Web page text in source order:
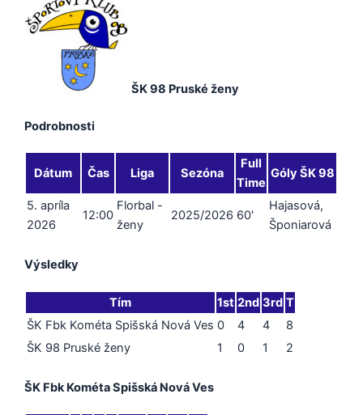
ŠK 98 Pruské ženy
Podrobnosti
Dátum Čas Liga Sezóna
Full
Time
Góly ŠK 98
5. apríla
2026
12:00
Florbal -
ženy
2025/2026 60'
Hajasová,
Šponiarová
Výsledky
Tím 1st 2nd 3rd T
ŠK Fbk Kométa Spišská Nová Ves 0 4 4
8
ŠK 98 Pruské ženy
1 0 1 2
ŠK Fbk Kométa Spišská Nová Ves